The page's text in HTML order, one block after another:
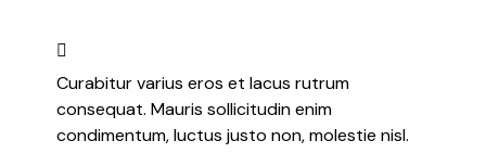
Curabitur varius eros et lacus rutrum
consequat. Mauris sollicitudin enim
condimentum, luctus justo non, molestie nisl.